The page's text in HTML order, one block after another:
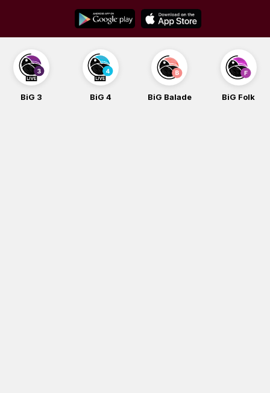
content
BiG 3 BiG 4 BiG Balade BiG Folk